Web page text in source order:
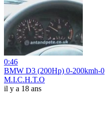
0:46
BMW D3 (200Hp) 0-200kmh-0
M.I.C.H.T.O
il y a 18 ans